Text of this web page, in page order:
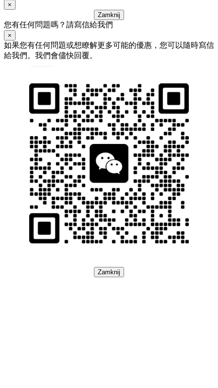
×
Zamknij
您有任何問題嗎？請寫信給我們
×
如果您有任何問題或想瞭解更多可能的優惠，您可以隨時寫信
給我們。我們會儘快回覆。
Zamknij